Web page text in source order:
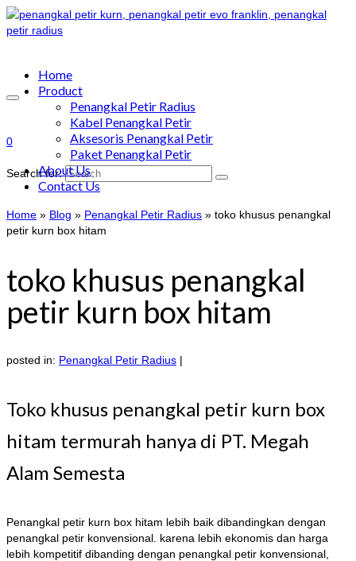
0
Search for:
Home
Product
Penangkal Petir Radius
Kabel Penangkal Petir
Aksesoris Penangkal Petir
Paket Penangkal Petir
About Us
Contact Us
Home » Blog » Penangkal Petir Radius » toko khusus penangkal
petir kurn box hitam
toko khusus penangkal
petir kurn box hitam
posted in: Penangkal Petir Radius |
Toko khusus penangkal petir kurn box
hitam termurah hanya di PT. Megah
Alam Semesta
Penangkal petir kurn box hitam lebih baik dibandingkan dengan
penangkal petir konvensional. karena lebih ekonomis dan harga
lebih kompetitif dibanding dengan penangkal petir konvensional,